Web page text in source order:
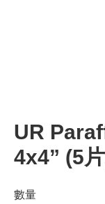
UR
4x4” (5片
數量